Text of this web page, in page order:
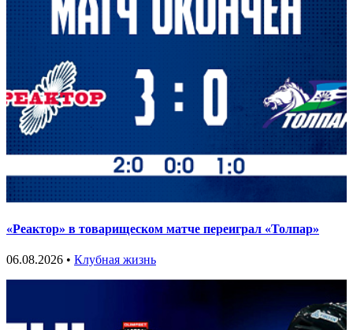
«Реактор» в товарищеском матче переиграл «Толпар»
06.08.2026 • Клубная жизнь